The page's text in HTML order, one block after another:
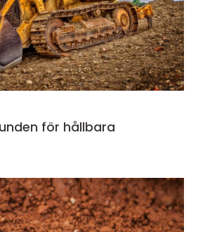
för hållbara